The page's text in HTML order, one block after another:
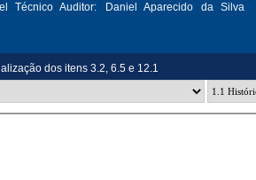
Técnico Auditor:
Daniel Aparecido da Silva
dos itens 3.2, 6.5 e 12.1